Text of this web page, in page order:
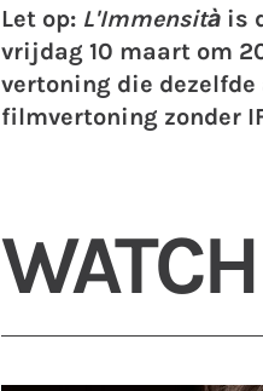
Let op: L'Immensità is
vrijdag 10 maart om
vertoning die
filmvertoning zonder